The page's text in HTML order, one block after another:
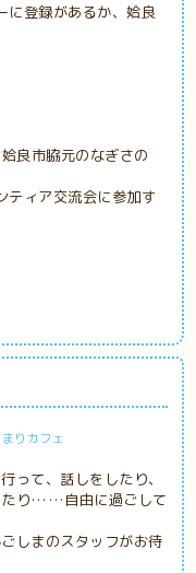
に登録があるか、姶良
良市脇元のなぎさの
ティア交流会に参加す
りカフェ
って、話しをしたり、
たり……自由に過ごして
しまのスタッフがお待